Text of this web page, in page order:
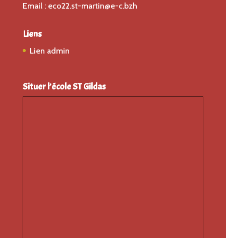
Email : eco22.st-martin@e-c.bzh
Liens
Lien admin
Situer l’école ST Gildas